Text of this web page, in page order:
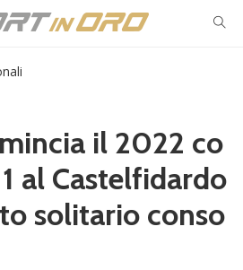
il 2022 co
al Castelfidardo
solitario conso